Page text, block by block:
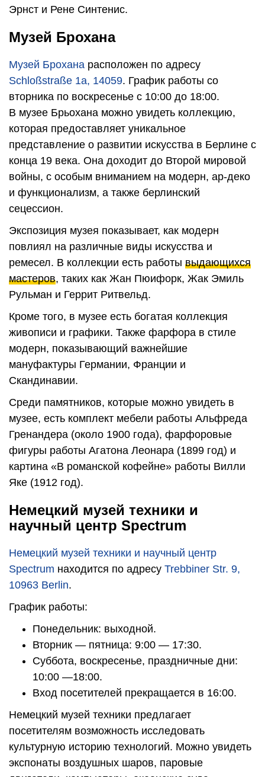
Эрнст и Рене Синтенис.
Музей Брохана
Музей Брохана расположен по адресу
Schloßstraße 1a, 14059. График работы со
вторника по воскресенье с 10:00 до 18:00.
В музее Брьохана можно увидеть коллекцию,
которая предоставляет уникальное
представление о развитии искусства в Берлине с
конца 19 века. Она доходит до Второй мировой
войны, с особым вниманием на модерн, ар-деко
и функционализм, а также берлинский
сецессион.
Экспозиция музея показывает, как модерн
повлиял на различные виды искусства и
ремесел. В коллекции есть работы выдающихся
мастеров, таких как Жан Пюифорк, Жак Эмиль
Рульман и Геррит Ритвельд.
Кроме того, в музее есть богатая коллекция
живописи и графики. Также фарфора в стиле
модерн, показывающий важнейшие
мануфактуры Германии, Франции и
Скандинавии.
Среди памятников, которые можно увидеть в
музее, есть комплект мебели работы Альфреда
Гренандера (около 1900 года), фарфоровые
фигуры работы Агатона Леонара (1899 год) и
картина «В романской кофейне» работы Вилли
Яке (1912 год).
Немецкий музей техники и
научный центр Spectrum
Немецкий музей техники и научный центр
Spectrum находится по адресу Trebbiner Str. 9,
10963 Berlin.
График работы:
Понедельник: выходной.
Вторник — пятница: 9:00 — 17:30.
Суббота, воскресенье, праздничные дни:
10:00 —18:00.
Вход посетителей прекращается в 16:00.
Немецкий музей техники предлагает
посетителям возможность исследовать
культурную историю технологий. Можно увидеть
экспонаты воздушных шаров, паровые